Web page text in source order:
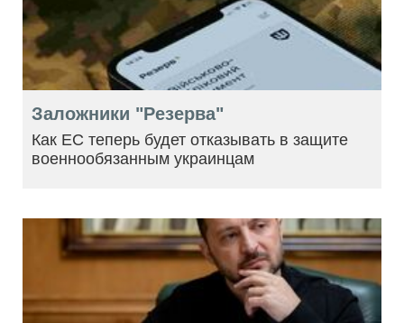
Заложники "Резерва"
Как ЕС теперь будет отказывать в защите
военнообязанным украинцам